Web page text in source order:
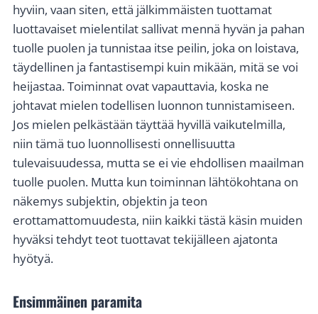
hyviin, vaan siten, että jälkimmäisten tuottamat
luottavaiset mielentilat sallivat mennä hyvän ja pahan
tuolle puolen ja tunnistaa itse peilin, joka on loistava,
täydellinen ja fantastisempi kuin mikään, mitä se voi
heijastaa. Toiminnat ovat vapauttavia, koska ne
johtavat mielen todellisen luonnon tunnistamiseen.
Jos mielen pelkästään täyttää hyvillä vaikutelmilla,
niin tämä tuo luonnollisesti onnellisuutta
tulevaisuudessa, mutta se ei vie ehdollisen maailman
tuolle puolen. Mutta kun toiminnan lähtökohtana on
näkemys subjektin, objektin ja teon
erottamattomuudesta, niin kaikki tästä käsin muiden
hyväksi tehdyt teot tuottavat tekijälleen ajatonta
hyötyä.
Ensimmäinen paramita